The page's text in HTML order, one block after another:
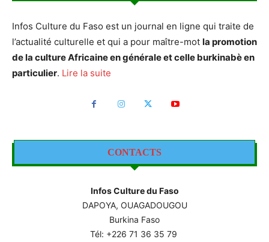
Infos Culture du Faso est un journal en ligne qui traite de
l’actualité culturelle et qui a pour maître-mot la promotion
de la culture Africaine en générale et celle burkinabè en
particulier. Lire la suite
CONTACTS
Infos Culture du Faso
DAPOYA, OUAGADOUGOU
Burkina Faso
Tél: +226 71 36 35 79